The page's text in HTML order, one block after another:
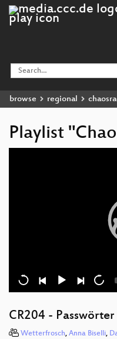
browse regional
Playlist
CR204 - Passwörter
Wetterfrosch, Anna Biselli,